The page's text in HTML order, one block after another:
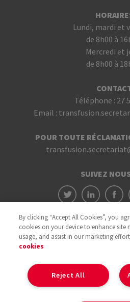
Lundi, mardi et
de 8h00 à
Mercredi et
de 8h00 à
Téléphone : 27
Email :
POUR TOUTE
SUIVEZ
By clicking “Accept All Cookies”, you
cookies on your device to enhance site
usage, and assist in our marketing
cookies
Reject All